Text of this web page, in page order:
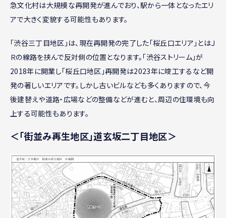
急文化村は大規模な再開発が進んでおり、駅から一体となったエリ
アで大きく変貌する可能性もあります。
「渋谷三丁目地区」は、現在再開発の完了した「桜丘口エリア」とはＪ
Ｒの線路を挟んで反対側の位置となります。「渋谷ストリーム」が
2018年に開業し「桜丘口地区」再開発は2023年に竣工するなど開
発の著しいエリアです。しかし古いビルなども多くありますので、今
後建替えや道路・広場などの整備などが進むと、周辺の住環境も向
上する可能性もあります。
＜「街並み再生地区」道玄坂二丁目地区＞